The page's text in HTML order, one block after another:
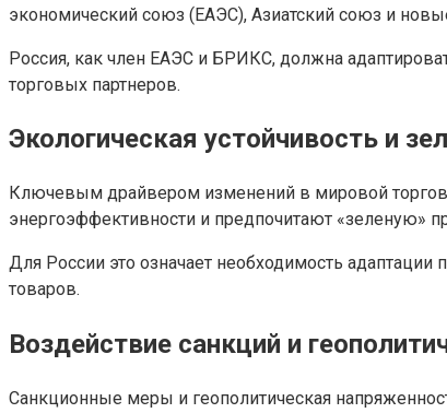
экономический союз (ЕАЭС), Азиатский союз и
Россия, как член ЕАЭС и БРИКС, должна
торговых партнеров.
Экологическая устойчивость и
Ключевым драйвером изменений в мировой
энергоэффективности и предпочитают «зеленую»
Для России это означает необходимость
товаров.
Воздействие санкций и
Санкционные меры и геополитическая